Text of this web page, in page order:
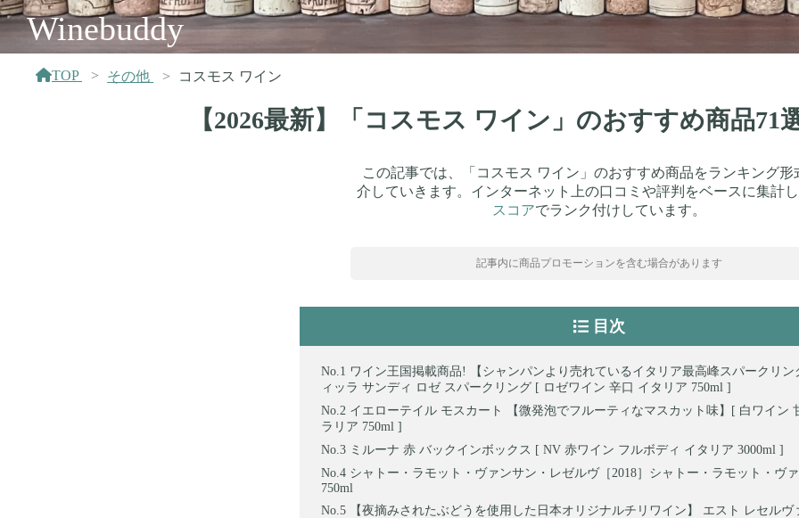
Winebuddy
TOP その他 コスモス ワイン
【2026最新】「コスモス ワイン」のおすすめ商品71
この記事では、「コスモス ワイン」のおすすめ商品をランキング形
介していきます。インターネット上の口コミや評判をベースに集計し
スコアでランク付けしています。
記事内に商品プロモーションを含む場合があります
目次
ワイン王国掲載商品! 【シャンパンより売れているイタリア最高峰スパークリン
ィッラ サンディ ロゼ スパークリング [ ロゼワイン 辛口 イタリア 750ml ]
イエローテイル モスカート 【微発泡でフルーティなマスカット味】[ 白ワイン
ラリア 750ml ]
ミルーナ 赤 バックインボックス [ NV 赤ワイン フルボディ イタリア 3000ml ]
シャトー・ラモット・ヴァンサン・レゼルヴ［2018］シャトー・ラモット・ヴ
750ml
【夜摘みされたぶどうを使用した日本オリジナルチリワイン】 エスト レセルヴ